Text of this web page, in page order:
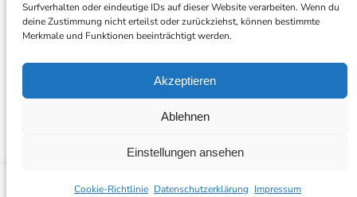
Surfverhalten oder eindeutige IDs auf dieser Website verarbeiten. Wenn du
deine Zustimmung nicht erteilst oder zurückziehst, können bestimmte
Merkmale und Funktionen beeinträchtigt werden.
Akzeptieren
Ablehnen
Einstellungen ansehen
Cookie-Richtlinie Datenschutzerklärung Impressum
BLOG